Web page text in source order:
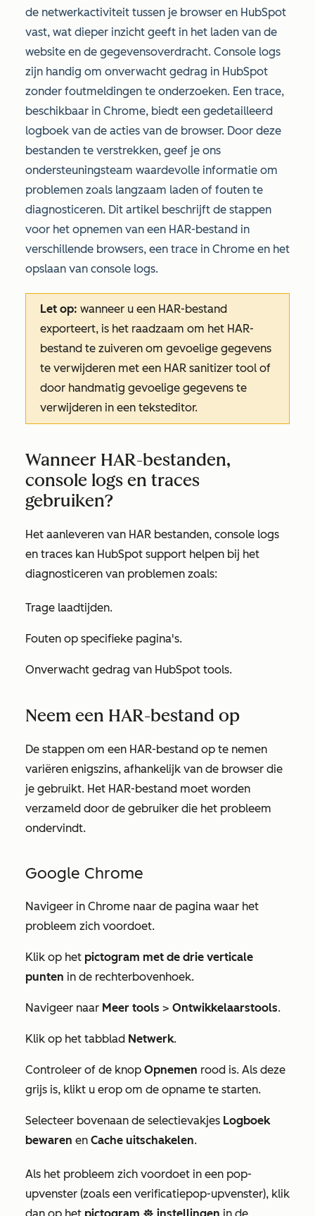
de netwerkactiviteit tussen je browser en HubSpot
vast, wat dieper inzicht geeft in het laden van de
website en de gegevensoverdracht. Console logs
zijn handig om onverwacht gedrag in HubSpot
zonder foutmeldingen te onderzoeken. Een trace,
beschikbaar in Chrome, biedt een gedetailleerd
logboek van de acties van de browser. Door deze
bestanden te verstrekken, geef je ons
ondersteuningsteam waardevolle informatie om
problemen zoals langzaam laden of fouten te
diagnosticeren. Dit artikel beschrijft de stappen
voor het opnemen van een HAR-bestand in
verschillende browsers, een trace in Chrome en het
opslaan van console logs.
Let op: wanneer u een HAR-bestand
exporteert, is het raadzaam om het HAR-
bestand te zuiveren om gevoelige gegevens
te verwijderen met een HAR sanitizer tool of
door handmatig gevoelige gegevens te
verwijderen in een teksteditor.
Wanneer HAR-bestanden,
console logs en traces
gebruiken?
Het aanleveren van HAR bestanden, console logs
en traces kan HubSpot support helpen bij het
diagnosticeren van problemen zoals:
Trage laadtijden.
Fouten op specifieke pagina's.
Onverwacht gedrag van HubSpot tools.
Neem een HAR-bestand op
De stappen om een HAR-bestand op te nemen
variëren enigszins, afhankelijk van de browser die
je gebruikt. Het HAR-bestand moet worden
verzameld door de gebruiker die het probleem
ondervindt.
Google Chrome
Navigeer in Chrome naar de pagina waar het
probleem zich voordoet.
Klik op het pictogram met de drie verticale
punten in de rechterbovenhoek.
Navigeer naar Meer tools > Ontwikkelaarstools.
Klik op het tabblad Netwerk.
Controleer of de knop Opnemen rood is. Als deze
grijs is, klikt u erop om de opname te starten.
Selecteer bovenaan de selectievakjes Logboek
bewaren en Cache uitschakelen.
Als het probleem zich voordoet in een pop-
upvenster (zoals een verificatiepop-upvenster), klik